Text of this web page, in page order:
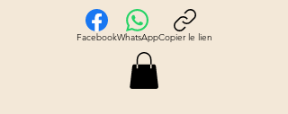
FacebookWhatsAppCopier le lien